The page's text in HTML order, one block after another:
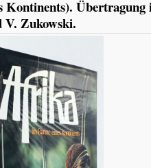
Übertragung
V. Zukowski.